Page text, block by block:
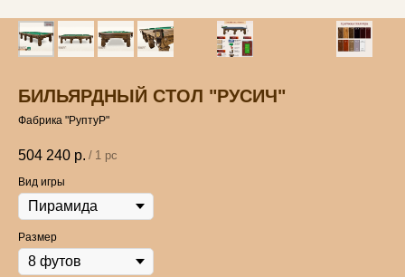
БИЛЬЯРДНЫЙ СТОЛ "РУСИЧ"
Фабрика "РуптуР"
504 240 р. / 1 pc
Вид игры
Размер